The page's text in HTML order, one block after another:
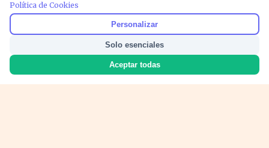
Noticias y análisis de economía, mercados,
inversión y política. Información actualizada
para entender lo que mueve tu dinero y tu
país.
Política de Cookies
Personalizar
Solo esenciales
Aceptar todas